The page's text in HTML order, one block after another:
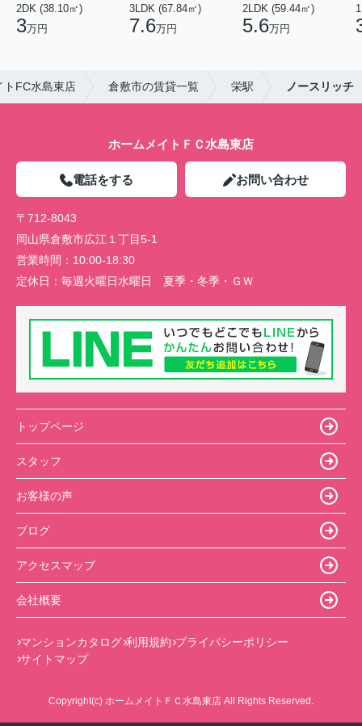
2DK (38.10㎡)
3万円
3LDK (67.84㎡)
7.6万円
2LDK (59.44㎡)
5.6万円
トFC水島東店 倉敷市の賃貸一覧 栄駅 ノースリッチ
ホームメイトＦＣ水島東店
電話をする お問い合わせ
〒712-8043
岡山県倉敷市広江１丁目5-1
営業時間： 10:00-18:30
定休日： 毎週火曜日水曜日 夏季・冬季・ＧＷ
トップページ
スタッフ
お客様の声
ブログ
アクセスマップ
会社概要
マンションカタログ 利用規約 プライバシーポリシー
サイトマップ
Copyright(c) ホームメイトＦＣ水島東店 All Rights Reserved.